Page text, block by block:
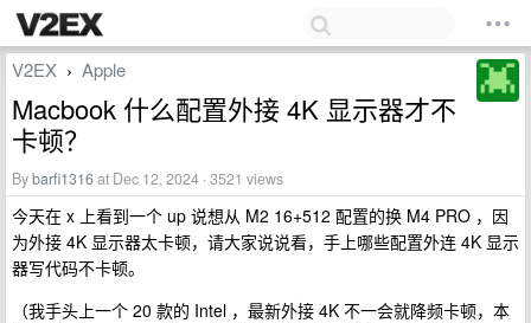
V2EX › Apple
Macbook 什么配置外接 4K 显示器才不
卡顿？
Bybarfi1316at Dec 12, 2024 · 3521 views
今天在 x 上看到一个 up 说想从 M2 16+512 配置的换 M4 PRO ，因
为外接 4K 显示器太卡顿，请大家说说看，手上哪些配置外连 4K 显示
器写代码不卡顿。
（我手头上一个 20 款的 Intel ，最新外接 4K 不一会就降频卡顿，本